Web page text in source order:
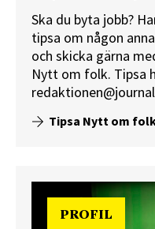
Ska du byta jobb?
tipsa om någon
och skicka gärna
Nytt om folk. Tipsa
Tipsa Nytt om
PROFIL